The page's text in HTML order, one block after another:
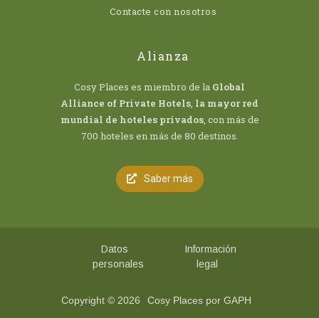
Contacte con nosotros
Alianza
Cosy Places es miembro de la Global
Alliance of Private Hotels la mayor red
mundial de hoteles privados, con más de
700 hoteles en más de 80 destinos.
Saber más
Copyright © 2026 Cosy Places por GAPH
Datos
personales
Información
legal